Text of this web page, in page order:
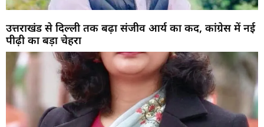
उत्तराखंड से दिल्ली तक बढ़ा संजीव आर्य का कद, कांग्रेस में नई
पीढ़ी का बड़ा चेहरा